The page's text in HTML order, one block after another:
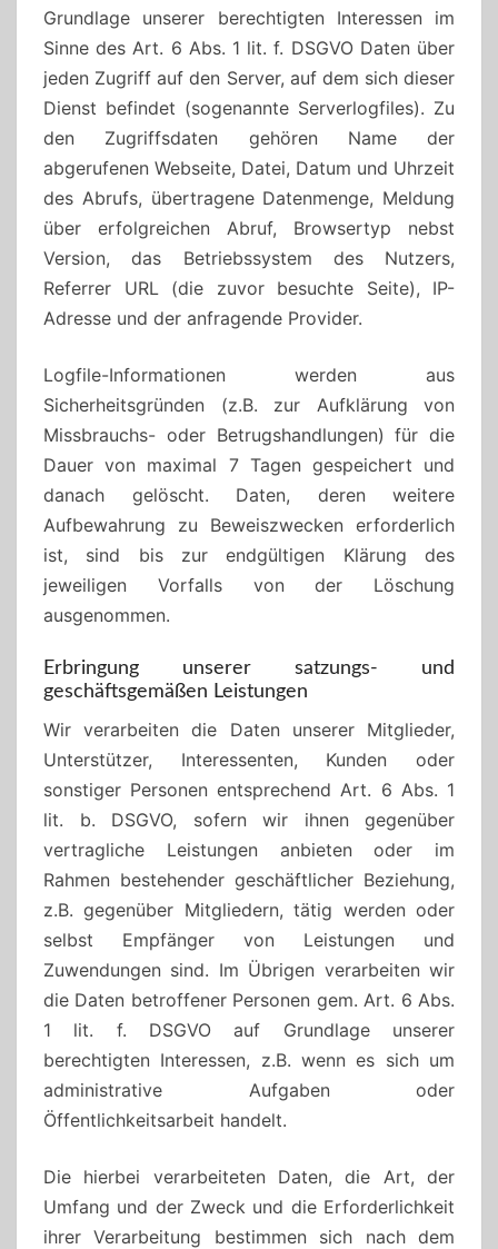
Grundlage unserer berechtigten Interessen im
Sinne des Art. 6 Abs. 1 lit. f. DSGVO Daten über
jeden Zugriff auf den Server, auf dem sich dieser
Dienst befindet (sogenannte Serverlogfiles). Zu
den Zugriffsdaten gehören Name der
abgerufenen Webseite, Datei, Datum und Uhrzeit
des Abrufs, übertragene Datenmenge, Meldung
über erfolgreichen Abruf, Browsertyp nebst
Version, das Betriebssystem des Nutzers,
Referrer URL (die zuvor besuchte Seite), IP-
Adresse und der anfragende Provider.
Logfile-Informationen werden aus
Sicherheitsgründen (z.B. zur Aufklärung von
Missbrauchs- oder Betrugshandlungen) für die
Dauer von maximal 7 Tagen gespeichert und
danach gelöscht. Daten, deren weitere
Aufbewahrung zu Beweiszwecken erforderlich
ist, sind bis zur endgültigen Klärung des
jeweiligen Vorfalls von der Löschung
ausgenommen.
Erbringung unserer satzungs- und
geschäftsgemäßen Leistungen
Wir verarbeiten die Daten unserer Mitglieder,
Unterstützer, Interessenten, Kunden oder
sonstiger Personen entsprechend Art. 6 Abs. 1
lit. b. DSGVO, sofern wir ihnen gegenüber
vertragliche Leistungen anbieten oder im
Rahmen bestehender geschäftlicher Beziehung,
z.B. gegenüber Mitgliedern, tätig werden oder
selbst Empfänger von Leistungen und
Zuwendungen sind. Im Übrigen verarbeiten wir
die Daten betroffener Personen gem. Art. 6 Abs.
1 lit. f. DSGVO auf Grundlage unserer
berechtigten Interessen, z.B. wenn es sich um
administrative Aufgaben oder
Öffentlichkeitsarbeit handelt.
Die hierbei verarbeiteten Daten, die Art, der
Umfang und der Zweck und die Erforderlichkeit
ihrer Verarbeitung bestimmen sich nach dem